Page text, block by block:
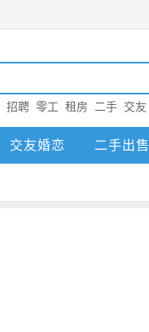
招聘 零工 租房 二手 交友
交友婚恋 二手出售